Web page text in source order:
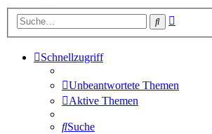
Suche
Schnellzugriff
Unbeantwortete Themen
Aktive Themen
Suche